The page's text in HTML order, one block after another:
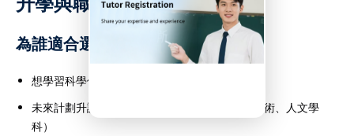
DSE Tutor today!
為誰適合選擇 Combined Science？
想學習科學但不希望學習 3 個完整單科的學生
未來計劃升讀非理工科的大學課程（如商業、藝術、人文學
科）